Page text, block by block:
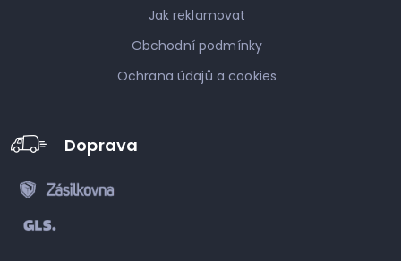
Jak reklamovat
Obchodní podmínky
Ochrana údajů a cookies
Doprava